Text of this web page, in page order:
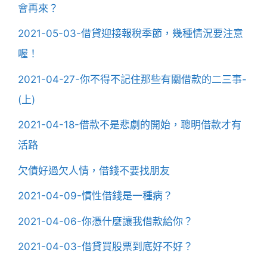
會再來？
2021-05-03-借貸迎接報稅季節，幾種情況要注意
喔！
2021-04-27-你不得不記住那些有關借款的二三事-
(上)
2021-04-18-借款不是悲劇的開始，聰明借款才有
活路
欠債好過欠人情，借錢不要找朋友
2021-04-09-慣性借錢是一種病？
2021-04-06-你憑什麼讓我借款給你？
2021-04-03-借貸買股票到底好不好？